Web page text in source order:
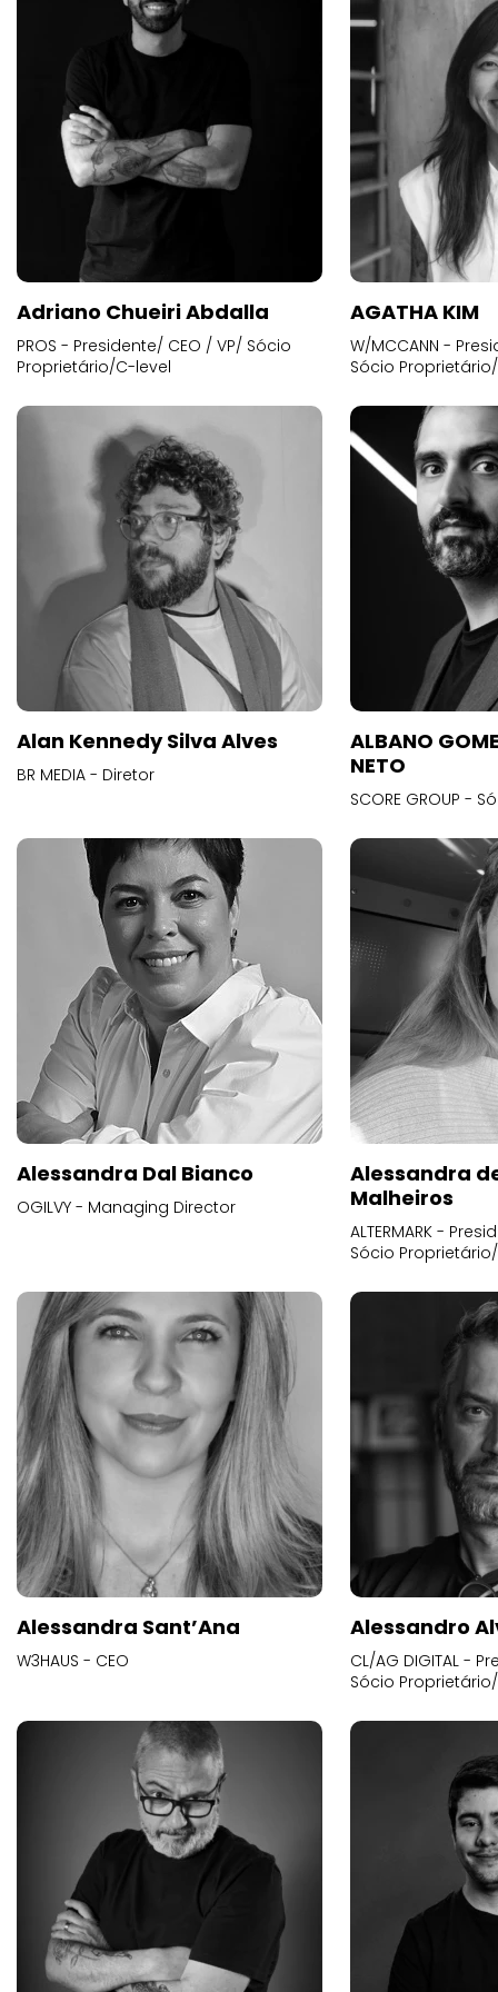
Adriano Chueiri Abdalla
PROS - Presidente/ CEO / VP/ Sócio
Proprietário/C-level
AGATHA KIM
W/MCCANN -
Sócio
Alan Kennedy Silva Alves
BR MEDIA - Diretor
ALBANO
NETO
SCORE GROUP -
Alessandra Dal Bianco
OGILVY - Managing Director
Alessandra
Malheiros
ALTERMARK -
Sócio
Alessandra Sant’Ana
W3HAUS - CEO
Alessandro
CL/AG DIGITAL -
Sócio